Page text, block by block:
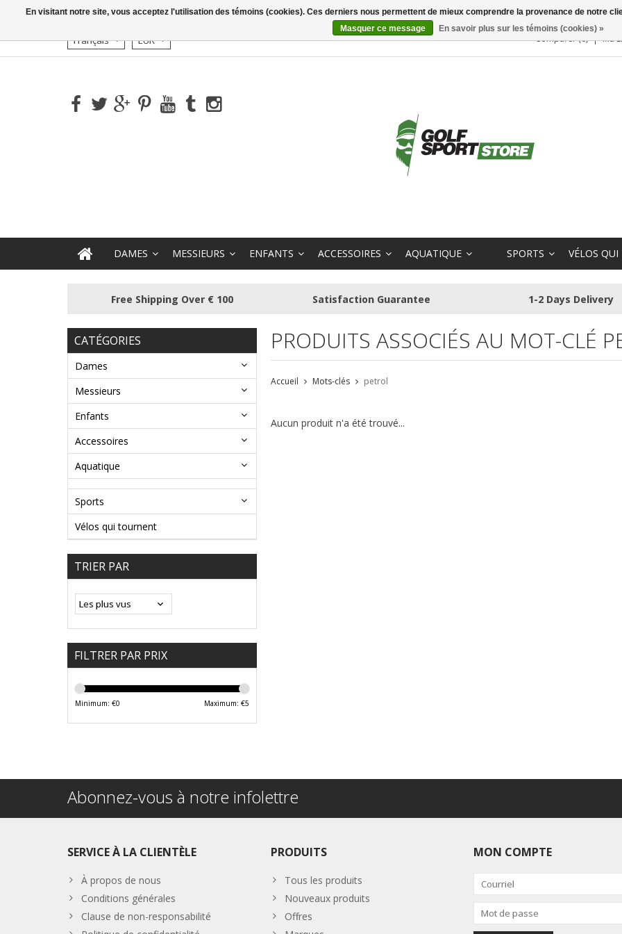
Français EUR Comparer (0) Ma
DAMES MESSIEURS ENFANTS ACCESSOIRES AQUATIQUE SPORTS VÉLOS
Free Shipping Over € 100 Satisfaction Guarantee 1-2 Days Delivery
CATÉGORIES
Dames
Messieurs
Enfants
Accessoires
Aquatique
Sports
Vélos qui tournent
TRIER PAR
FILTRER PAR PRIX
Minimum: €0 Maximum: €5
PRODUITS ASSOCIÉS AU MOT-CLÉ
Accueil Mots-clés petrol
Aucun produit n'a été trouvé...
Abonnez-vous à notre infolettre
SERVICE À LA CLIENTÈLE
À propos de nous
Conditions générales
Clause de non-responsabilité
PRODUITS
Tous les produits
Nouveaux produits
Offres
MON COMPTE
En visitant notre site, vous acceptez l'utilisation des témoins (cookies). Ces derniers nous permettent de mieux comprendre la provenance de notre
Masquer ce message
En savoir plus sur les témoins (cookies) »